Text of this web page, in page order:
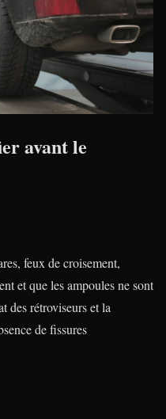
avant le
feux de croisement,
et que les ampoules ne sont
des rétroviseurs et la
de fissures